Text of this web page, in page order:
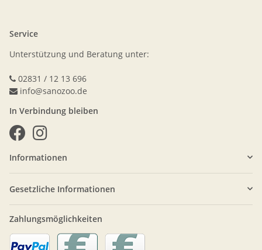
Service
Unterstützung und Beratung unter:
02831 / 12 13 696
info@sanozoo.de
In Verbindung bleiben
Informationen
Gesetzliche Informationen
Zahlungsmöglichkeiten